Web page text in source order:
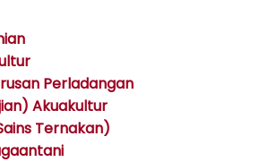
Perladangan
Akuakultur
Ternakan)